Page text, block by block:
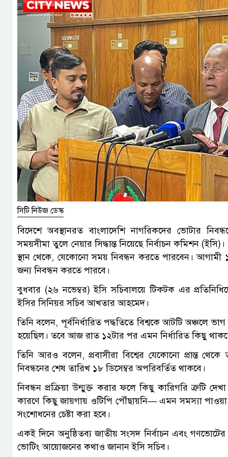
সিটি নিউজ ডেস্ক
বিদেশে অবস্থানরত বাংলাদেশি নাগরিকদের ভোটার
সময়সীমা তুলে নেয়ার সিদ্ধান্ত নিয়েছে নির্বাচন কমিশন
স্থান থেকে, যেকোনো সময় নিবন্ধন করতে পারবেন। আগামী
জন্য নিবন্ধন করতে পারবে।
বুধবার (২৬ নভেম্বর) ইসি সচিবালয়ে টিকটক এর
ইসির সিনিয়র সচিব আখতার আহমেদ।
তিনি বলেন, পূর্বনির্ধারিত পদ্ধতিতে বিশ্বকে আটটি অঞ্চলে
হয়েছিল। তবে আজ রাত ১২টার পর এমন নির্ধারিত কিছু
তিনি আরও বলেন, প্রবাসীরা বিশ্বের যেকোনো প্রান্ত
নিবন্ধনের শেষ তারিখ ১৮ ডিসেম্বর অপরিবর্তিত থাকবে।
নিবন্ধন প্রক্রিয়া উন্মুক্ত করার ফলে কিছু কারিগরি ত্রুটি
কারণে কিছু জায়গায় ওটিপি পৌঁছায়নি— এমন সমস্যা পাওয়া
সংশোধনের চেষ্টা করা হবে।
একই দিনে অনুষ্ঠিতব্য জাতীয় সংসদ নির্বাচন এবং
ভোটিং আয়োজনের কথাও জানান ইসি সচিব।